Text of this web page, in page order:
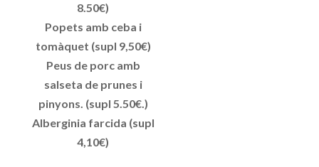
8.50€)
Popets amb ceba i
tomàquet (supl 9,50€)
Peus de porc amb
salseta de prunes i
pinyons. (supl 5.50€.)
Alberginia farcida (supl
4,10€)